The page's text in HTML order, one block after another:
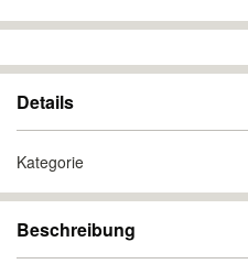
Details
Kategorie
Beschreibung